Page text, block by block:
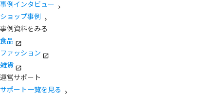
事例インタビュー
ショップ事例
事例資料をみる
食品
ファッション
雑貨
運営サポート
サポート一覧を見る